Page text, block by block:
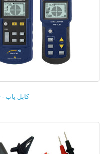
کابل یاب - Cable Detector